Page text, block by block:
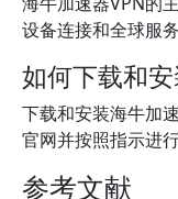
设备连接和全球服务
如何下载和
下载和安装海牛加
官网并按照指示进
参考文献